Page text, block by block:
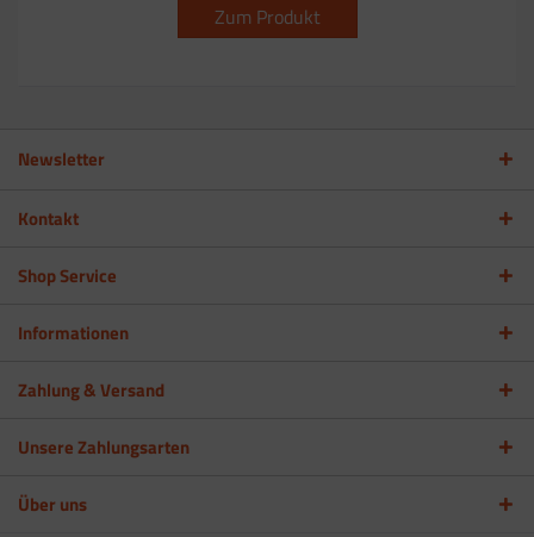
Zum Produkt
Newsletter
Kontakt
Shop Service
Informationen
Zahlung & Versand
Unsere Zahlungsarten
Über uns